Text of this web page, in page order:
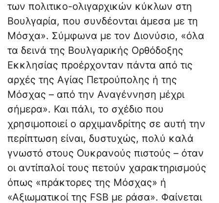
των πολιτικο-ολιγαρχικών κύκλων στη
Βουλγαρία, που συνδέονται άμεσα με τη
Μόσχα». Σύμφωνα με τον Διονύσιο, «όλα
τα δεινά της Βουλγαρικής Ορθόδοξης
Εκκλησίας προέρχονταν πάντα από τις
αρχές της Αγίας Πετρούπολης ή της
Μόσχας – από την Αναγέννηση μέχρι
σήμερα». Και πάλι, το σχέδιο που
χρησιμοποιεί ο αρχιμανδρίτης σε αυτή την
περίπτωση είναι, δυστυχώς, πολύ καλά
γνωστό στους Ουκρανούς πιστούς – όταν
οι αντίπαλοί τους πετούν χαρακτηρισμούς
όπως «πράκτορες της Μόσχας» ή
«Αξιωματικοί της FSB με ράσα». Φαίνεται